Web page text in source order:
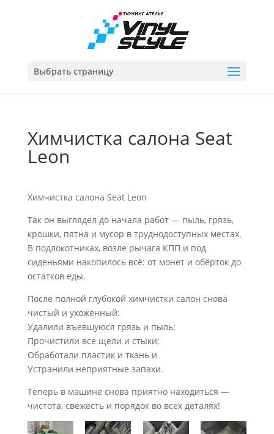
Выбрать страницу
Химчистка салона Seat
Leon
Химчистка салона Seat Leon
Так он выглядел до начала работ — пыль, грязь,
крошки, пятна и мусор в труднодоступных местах.
В подлокотниках, возле рычага КПП и под
сиденьями накопилось всё: от монет и обёрток до
остатков еды.
После полной глубокой химчистки салон снова
чистый и ухоженный:
Удалили въевшуюся грязь и пыль;
Прочистили все щели и стыки;
Обработали пластик и ткань и
Устранили неприятные запахи.
Теперь в машине снова приятно находиться —
чистота, свежесть и порядок во всех деталях!